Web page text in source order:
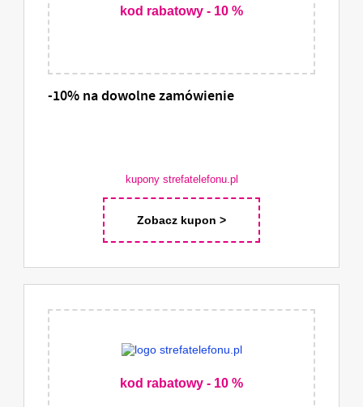
kod rabatowy - 10 %
-10% na dowolne zamówienie
kupony strefatelefonu.pl
Zobacz kupon >
kod rabatowy - 10 %